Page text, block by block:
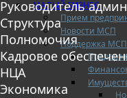
МАЛЫЙ БИЗНЕС
Прием
Новости МСП
Поддержка МСП
Руководитель
Структура
Полномочия
Кадровое
НЦА
Экономика